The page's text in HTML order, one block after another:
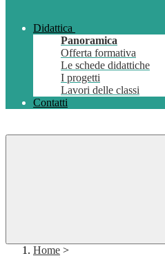
Didattica
Panoramica
Offerta formativa
Le schede didattiche
I progetti
Lavori delle classi
Contatti
Home >